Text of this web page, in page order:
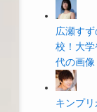
広瀬す
校！大
代の画像
キンプ